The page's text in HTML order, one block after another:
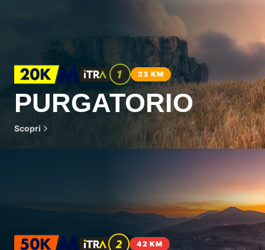
23 KM
PURGATORIO
Scopri
42 KM